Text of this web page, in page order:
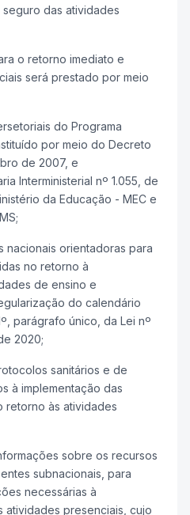
das atividades
o retorno imediato e
será prestado por meio
do Programa
por meio do Decreto
de 2007, e
Interministerial nº 1.055, de
da Educação - MEC e
nacionais orientadoras para
no retorno à
de ensino e
do calendário
parágrafo único, da Lei nº
2020;
sanitários e de
à implementação das
retorno às atividades
sobre os recursos
subnacionais, para
necessárias à
atividades presenciais, cujo